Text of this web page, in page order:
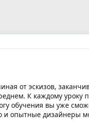
от эскизов,
К каждому уроку
обучения вы уже
дизайнеры